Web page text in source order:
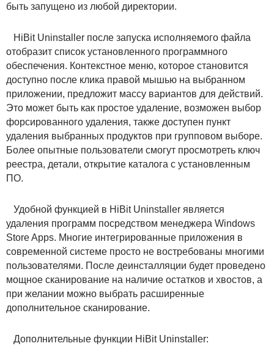
быть запущено из любой директории.
HiBit Uninstaller после запуска исполняемого файла
отобразит список установленного программного
обеспечения. Контекстное меню, которое становится
доступно после клика правой мышью на выбранном
приложении, предложит массу вариантов для действий.
Это может быть как простое удаление, возможен выбор
форсированного удаления, также доступен пункт
удаления выбранных продуктов при групповом выборе.
Более опытные пользователи смогут просмотреть ключ
реестра, детали, открытие каталога с установленным
ПО.
Удобной функцией в HiBit Uninstaller является
удаления программ посредством менеджера Windows
Store Apps. Многие интегрированные приложения в
современной системе просто не востребованы многими
пользователями. После деинсталляции будет проведено
мощное сканирование на наличие остатков и хвостов, а
при желании можно выбрать расширенные
дополнительное сканирование.
Дополнительные функции HiBit Uninstaller: